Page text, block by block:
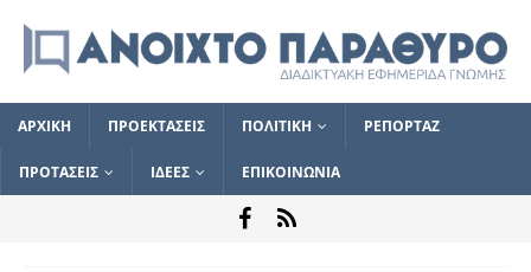
ΑΡΧΙΚΗ ΠΡΟΕΚΤΑΣΕΙΣ ΠΟΛΙΤΙΚΗ ΡΕΠΟΡΤΑΖ
ΠΡΟΤΑΣΕΙΣ ΙΔΕΕΣ ΕΠΙΚΟΙΝΩΝΙΑ